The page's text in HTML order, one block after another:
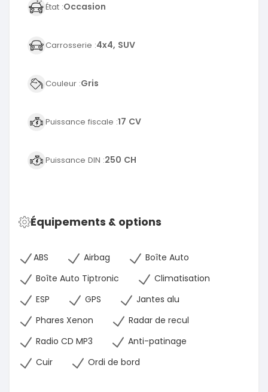
État :Occasion
Carrosserie :4x4, SUV
Couleur :Gris
Puissance fiscale :17 CV
Puissance DIN :250 CH
Équipements & options
ABS Airbag
Boîte Auto
Boîte Auto Tiptronic
Climatisation
ESP
GPS
Jantes alu
Phares Xenon
Radar de recul
Radio CD MP3
Anti-patinage
Cuir
Ordi de bord